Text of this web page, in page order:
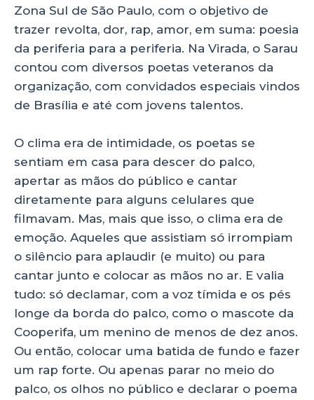
k
Zona Sul de São Paulo, com o objetivo de
trazer revolta, dor, rap, amor, em suma: poesia
da periferia para a periferia. Na Virada, o Sarau
contou com diversos poetas veteranos da
organização, com convidados especiais vindos
de Brasília e até com jovens talentos.
O clima era de intimidade, os poetas se
sentiam em casa para descer do palco,
apertar as mãos do público e cantar
diretamente para alguns celulares que
filmavam. Mas, mais que isso, o clima era de
emoção. Aqueles que assistiam só irrompiam
o silêncio para aplaudir (e muito) ou para
cantar junto e colocar as mãos no ar. E valia
tudo: só declamar, com a voz tímida e os pés
longe da borda do palco, como o mascote da
Cooperifa, um menino de menos de dez anos.
Ou então, colocar uma batida de fundo e fazer
um rap forte. Ou apenas parar no meio do
palco, os olhos no público e declarar o poema